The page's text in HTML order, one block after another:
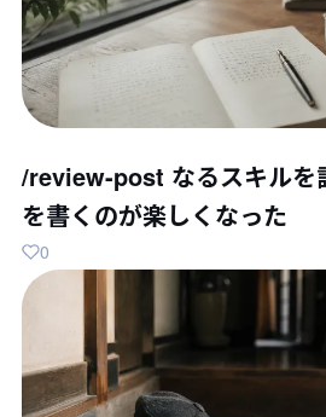
/review-post なるスキルを
を書くのが楽しくなった
0